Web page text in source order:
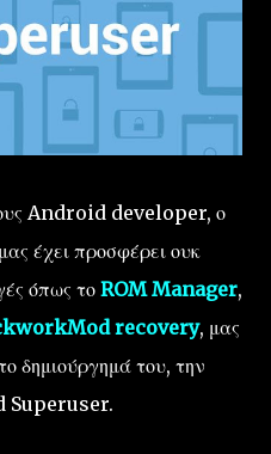
Android developer, ο
έχει προσφέρει ουκ
όπως το ROM Manager,
recovery, μας
δημιούργημά του, την
Superuser.